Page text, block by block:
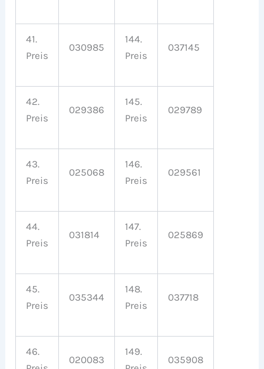
41.
Preis
030985
144.
Preis
037145
42.
Preis
029386
145.
Preis
029789
43.
Preis
025068
146.
Preis
029561
44.
Preis
031814
147.
Preis
025869
45.
Preis
035344
148.
Preis
037718
46.
020083
149.
035908